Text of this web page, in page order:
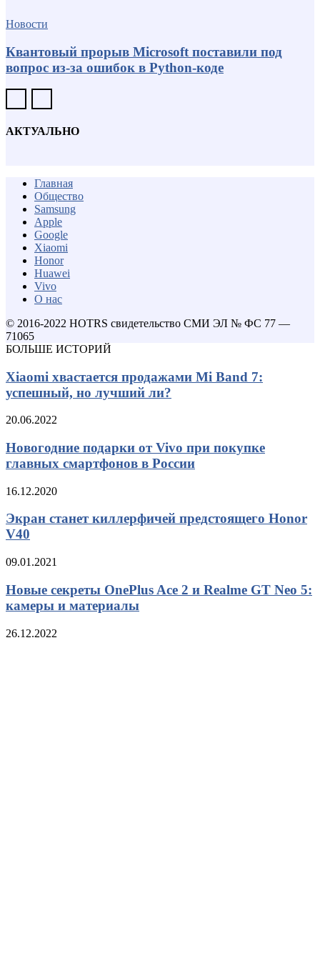
Новости
Квантовый прорыв Microsoft поставили под
вопрос из-за ошибок в Python-коде
АКТУАЛЬНО
Главная
Общество
Samsung
Apple
Google
Xiaomi
Honor
Huawei
Vivo
О нас
© 2016-2022 HOTRS свидетельство СМИ ЭЛ № ФС 77 —
71065
БОЛЬШЕ ИСТОРИЙ
Xiaomi хвастается продажами Mi Band 7:
успешный, но лучший ли?
20.06.2022
Новогодние подарки от Vivo при покупке
главных смартфонов в России
16.12.2020
Экран станет киллерфичей предстоящего Honor
V40
09.01.2021
Новые секреты OnePlus Ace 2 и Realme GT Neo 5:
камеры и материалы
26.12.2022